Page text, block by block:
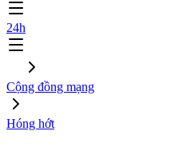
24h
Cộng đồng mạng
Hóng hớt